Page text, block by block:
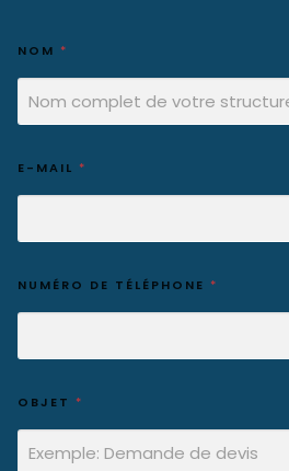
NOM *
E-MAIL *
NUMÉRO DE TÉLÉPHONE *
OBJET *